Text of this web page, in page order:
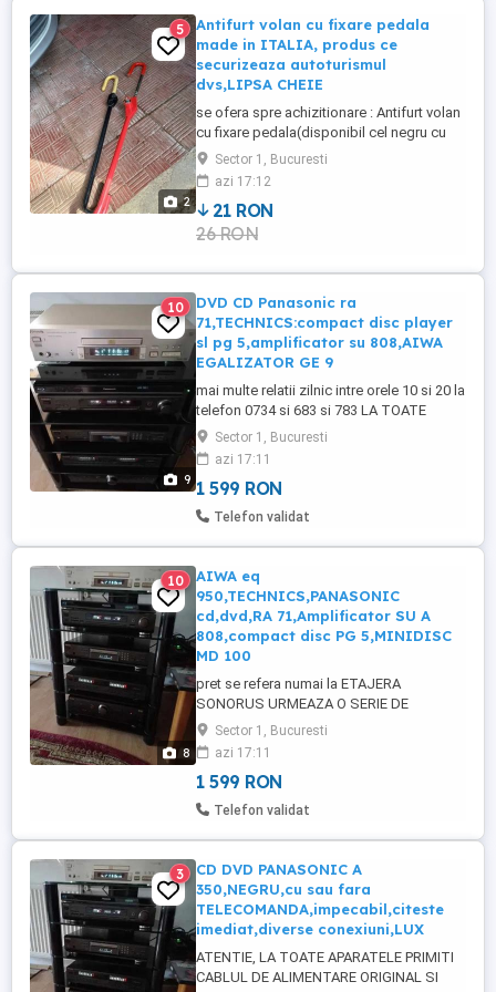
ANEXATE ANUNTULUI MANERE DE
SUSTINERE INTERIOR ,FATA SI SPATE ...
2
5
Antifurt volan cu fixare pedala
made in ITALIA, produs ce
securizeaza autoturismul
dvs,LIPSA CHEIE
se ofera spre achizitionare : Antifurt volan
cu fixare pedala(disponibil cel negru cu
galben) produs perfect functional,nu este
nou Cu incuietoare atentie ! LIPSA cheie
Se prinde de volan si ambreiaj Lungime
ajustabila Produs universal pentru toate
marcile auto ATENTIE! CEL ROSU S-A
Sector 1, Bucuresti
azi 17:12
21 RON
26 RON
9
10
DVD CD Panasonic ra
71,TECHNICS:compact disc player
sl pg 5,amplificator su 808,AIWA
EGALIZATOR GE 9
mai multe relatii zilnic intre orele 10 si 20 la
telefon 0734 si 683 si 783 LA TOATE
APARATELE PRIMITI CABLUL DE
ALIMENTARE ORIGINAL SI PROSPECT DE
UTILIZARE URMEAZA O SERIE DE
PRODUSE TECHNICS SI PANASONIC
MADE IN JAPAN ORIGINALE,UNELE
Citiți vă rog tot enuntul ...
Sector 1, Bucuresti
azi 17:11
1 599 RON
Telefon validat
8
10
AIWA eq
950,TECHNICS,PANASONIC
cd,dvd,RA 71,Amplificator SU A
808,compact disc PG 5,MINIDISC
MD 100
pret se refera numai la ETAJERA
SONORUS URMEAZA O SERIE DE
PRODUSE TECHNICS ,
PANASONIC,AIWA,MADE IN JAPAN
ORIGINALE,UNELE NOI,SIGILATE IN
AMBALAJUL ORIGINAL La finalul lui aveți
toate DESCRIERILE dar si prețurile
DVD ra 71: O ADEVARATA PIESA DE
SUPER COLECTIE SE ...
Sector 1, Bucuresti
azi 17:11
1 599 RON
Telefon validat
3
CD DVD PANASONIC A
350,NEGRU,cu sau fara
TELECOMANDA,impecabil,citeste
imediat,diverse conexiuni,LUX
ATENTIE, LA TOATE APARATELE PRIMITI
CABLUL DE ALIMENTARE ORIGINAL SI